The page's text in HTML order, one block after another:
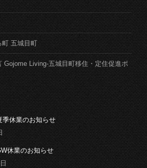
町 五城目町
Gojome Living-五城目町移住・定住促進ポ
季休業のお知らせ
休業のお知らせ